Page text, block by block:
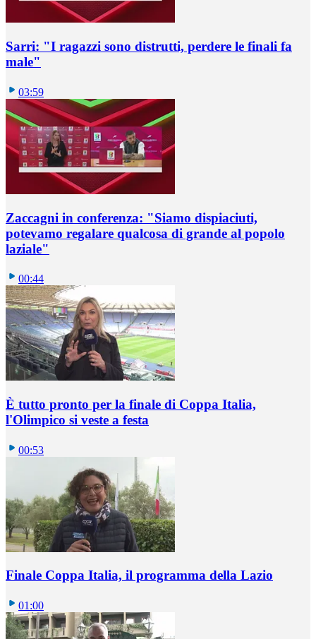
Sarri: "I ragazzi sono distrutti, perdere le finali fa
male"
03:59
Zaccagni in conferenza: "Siamo dispiaciuti,
potevamo regalare qualcosa di grande al popolo
laziale"
00:44
È tutto pronto per la finale di Coppa Italia,
l'Olimpico si veste a festa
00:53
Finale Coppa Italia, il programma della Lazio
01:00